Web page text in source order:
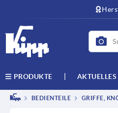
PRODUKTE AKTUELLES
BEDIENTEILE GRIFFE,